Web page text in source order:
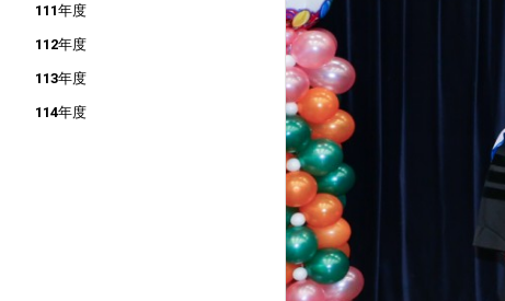
111年度
112年度
113年度
114年度